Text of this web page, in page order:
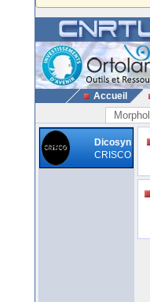
Accueil
Dicosyn
CRISCO